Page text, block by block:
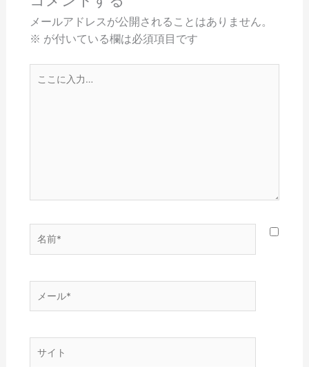
メールアドレスが公開されることはありません。
※ が付いている欄は必須項目です
*